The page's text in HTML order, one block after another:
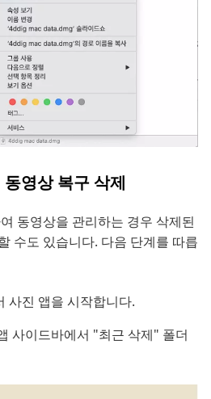
영상 복구 삭제
동영상을 관리하는 경우 삭제된
수도 있습니다. 다음 단계를 따릅
사진 앱을 시작합니다.
사이드바에서 "최근 삭제" 폴더